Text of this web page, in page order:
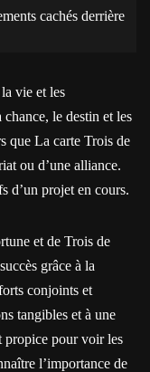
cachés derrière
vie et les
le destin et les
que La carte Trois de
ou d’une alliance.
d’un projet en cours.
et de Trois de
grâce à la
conjoints et
tangibles et à une
propice pour voir les
l’importance de